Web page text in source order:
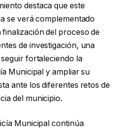
destaca que este
se verá complementado
del proceso de
de investigación, una
fortaleciendo la
Municipal y ampliar su
ante los diferentes retos de
del municipio.
Municipal continúa